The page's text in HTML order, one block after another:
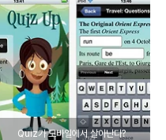
Quiz가 모바일에서 살아난다?